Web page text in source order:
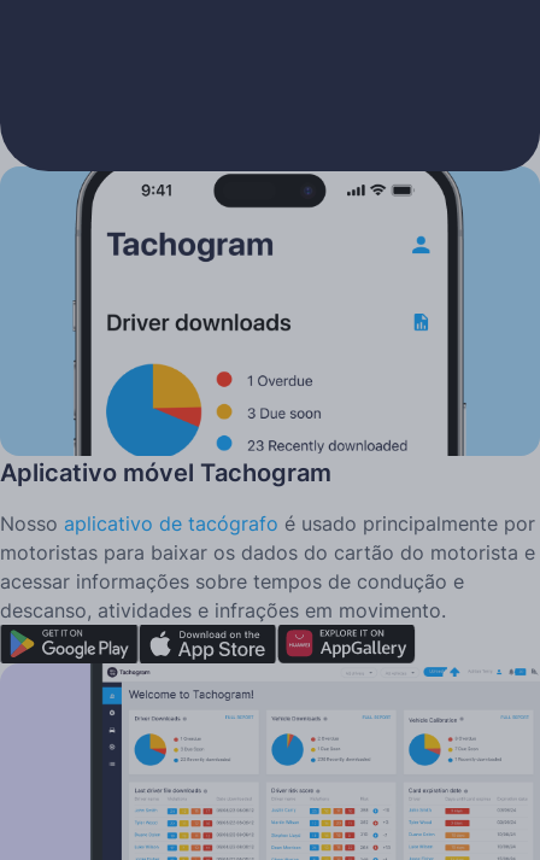
Duas maneiras de usar o Tachogram
Aplicativo móvel Tachogram
Nosso aplicativo de tacógrafo é usado principalmente por
motoristas para baixar os dados do cartão do motorista e
acessar informações sobre tempos de condução e
descanso, atividades e infrações em movimento.